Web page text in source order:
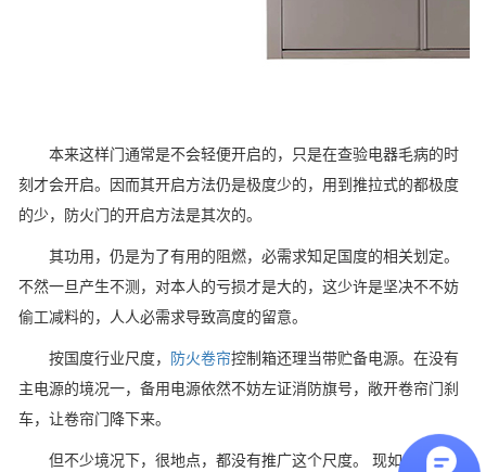
本来这样门通常是不会轻便开启的，只是在查验电器毛病的时
刻才会开启。因而其开启方法仍是极度少的，用到推拉式的都极度
的少，防火门的开启方法是其次的。
其功用，仍是为了有用的阻燃，必需求知足国度的相关划定。
不然一旦产生不测，对本人的亏损才是大的，这少许是坚决不不妨
偷工减料的，人人必需求导致高度的留意。
按国度行业尺度， 防火卷帘控制箱还理当带贮备电源。在没有
主电源的境况一，备用电源依然不妨左证消防旗号，敞开卷帘门刹
车，让卷帘门降下来。
但不少境况下，很地点，都没有推广这个尺度。 现如今，市道